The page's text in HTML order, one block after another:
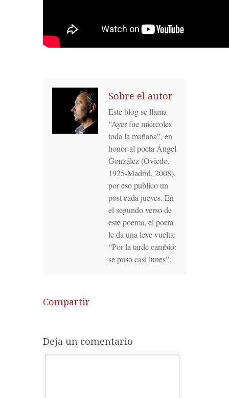
Sobre el autor
Este blog se llama
“Ayer fue miércoles
toda la mañana”, en
honor al poeta Ángel
González (Oviedo,
1925-Madrid, 2008),
por eso publico un
post cada jueves. En
el segundo verso de
este poema, el poeta
le da una leve vuelta:
“Por la tarde cambió:
se puso casi lunes”.
Compartir
Deja un comentario